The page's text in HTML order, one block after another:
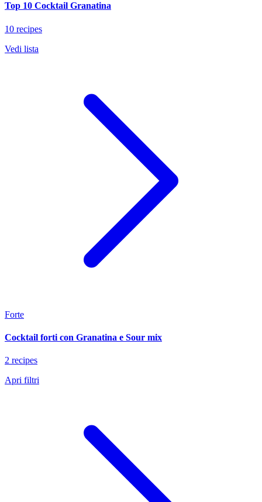
Top 10 Cocktail Granatina
10 recipes
Vedi lista
Forte
Cocktail forti con Granatina e Sour mix
2 recipes
Apri filtri